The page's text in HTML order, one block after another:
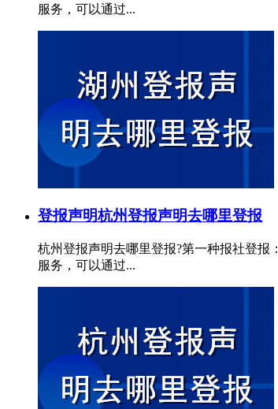
服务，可以通过...
登报声明杭州登报声明去哪里登报
杭州登报声明去哪里登报?第一种报社登
服务，可以通过...